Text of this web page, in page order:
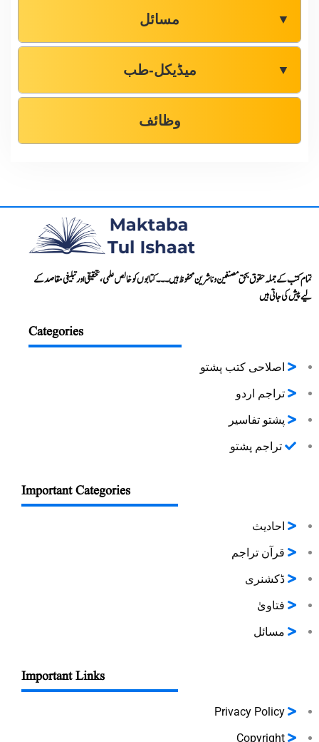
مسائل ▼
میڈیکل-طب ▼
وظائف
تمام کتب کے جملہ حقوق بحق مصنفین و ناشرین محفوظ ہیں۔۔۔ کتابوں کو خالص علمی، تحقیقی اور تبلیغی مقاصد کے
لیے پیش کی جاتی ہیں
Categories
اصلاحی کتب پشتو
تراجم اردو
پشتو تفاسیر
تراجم پشتو
Important Categories
احادیث
قرآن تراجم
ڈکشنری
فتاویٰ
مسائل
Important Links
Privacy Policy
Copyright